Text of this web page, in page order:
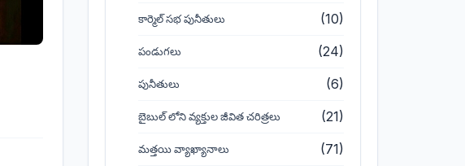
కార్మెల్ సభ పునీతులు (10)
పండుగలు (24)
పునీతులు (6)
బైబుల్ లోని వ్యక్తుల జీవిత చరిత్రలు (21)
మత్తయి వ్యాఖ్యానాలు (71)